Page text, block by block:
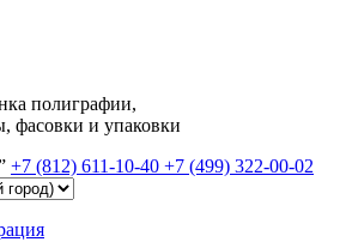
полиграфии,
фасовки и упаковки
+7 (812) 611-10-40 +7 (499) 322-00-02